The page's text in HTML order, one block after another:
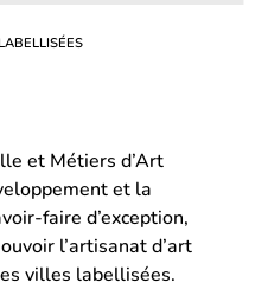
un
onglet)onglet)
et Métiers d’Art
et la
faire d’exception,
l’artisanat d’art
villes labellisées.